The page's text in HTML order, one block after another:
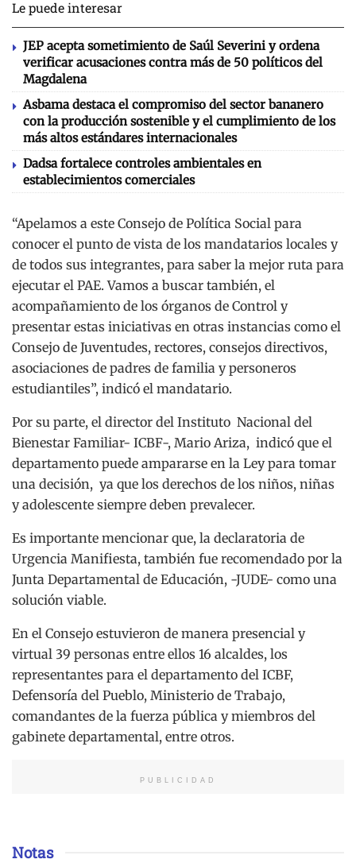
Le puede interesar
JEP acepta sometimiento de Saúl Severini y ordena
verificar acusaciones contra más de 50 políticos del
Magdalena
Asbama destaca el compromiso del sector bananero
con la producción sostenible y el cumplimiento de los
más altos estándares internacionales
Dadsa fortalece controles ambientales en
establecimientos comerciales
“Apelamos a este Consejo de Política Social para
conocer el punto de vista de los mandatarios locales y
de todos sus integrantes, para saber la mejor ruta para
ejecutar el PAE. Vamos a buscar también, el
acompañamiento de los órganos de Control y
presentar estas iniciativas en otras instancias como el
Consejo de Juventudes, rectores, consejos directivos,
asociaciones de padres de familia y personeros
estudiantiles”, indicó el mandatario.
Por su parte, el director del Instituto Nacional del
Bienestar Familiar- ICBF-, Mario Ariza, indicó que el
departamento puede ampararse en la Ley para tomar
una decisión, ya que los derechos de los niños, niñas
y adolescente siempre deben prevalecer.
Es importante mencionar que, la declaratoria de
Urgencia Manifiesta, también fue recomendado por la
Junta Departamental de Educación, -JUDE- como una
solución viable.
En el Consejo estuvieron de manera presencial y
virtual 39 personas entre ellos 16 alcaldes, los
representantes para el departamento del ICBF,
Defensoría del Pueblo, Ministerio de Trabajo,
comandantes de la fuerza pública y miembros del
gabinete departamental, entre otros.
PUBLICIDAD
Notas